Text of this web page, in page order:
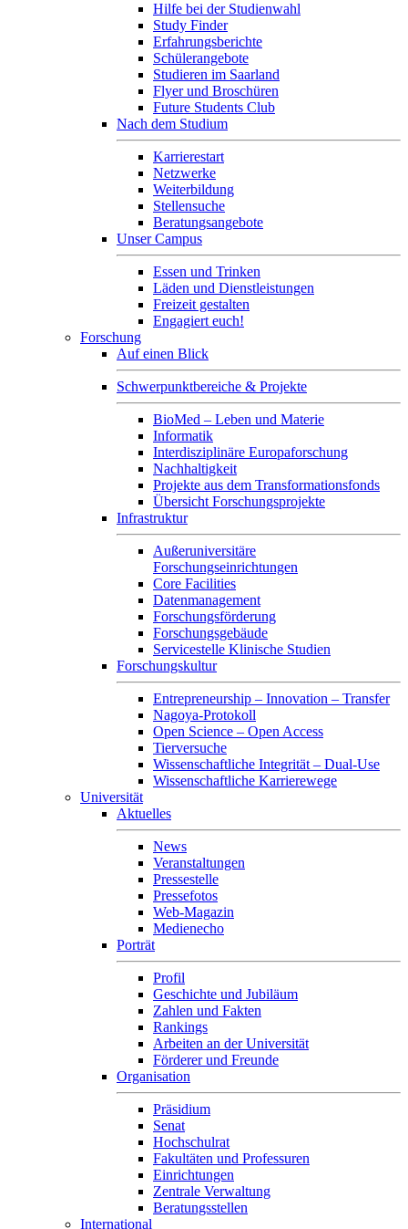
Hilfe bei der Studienwahl
Study Finder
Erfahrungsberichte
Schülerangebote
Studieren im Saarland
Flyer und Broschüren
Future Students Club
Nach dem Studium
Karrierestart
Netzwerke
Weiterbildung
Stellensuche
Beratungsangebote
Unser Campus
Essen und Trinken
Läden und Dienstleistungen
Freizeit gestalten
Engagiert euch!
Forschung
Auf einen Blick
Schwerpunktbereiche & Projekte
BioMed – Leben und Materie
Informatik
Interdisziplinäre Europaforschung
Nachhaltigkeit
Projekte aus dem Transformationsfonds
Übersicht Forschungsprojekte
Infrastruktur
Außeruniversitäre
Forschungseinrichtungen
Core Facilities
Datenmanagement
Forschungsförderung
Forschungsgebäude
Servicestelle Klinische Studien
Forschungskultur
Entrepreneurship – Innovation – Transfer
Nagoya-Protokoll
Open Science – Open Access
Tierversuche
Wissenschaftliche Integrität – Dual-Use
Wissenschaftliche Karrierewege
Universität
Aktuelles
News
Veranstaltungen
Pressestelle
Pressefotos
Web-Magazin
Medienecho
Porträt
Profil
Geschichte und Jubiläum
Zahlen und Fakten
Rankings
Arbeiten an der Universität
Förderer und Freunde
Organisation
Präsidium
Senat
Hochschulrat
Fakultäten und Professuren
Einrichtungen
Zentrale Verwaltung
Beratungsstellen
International